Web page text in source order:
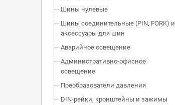
Шины нулевые
Шины соединительные (PIN, FORK) и
аксессуары для шин
Аварийное освещение
Административно-офисное
освещение
Преобразователи давления
DIN-рейки, кронштейны и зажимы